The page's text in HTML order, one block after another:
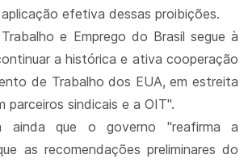
efetiva dessas proibições.
e Emprego do Brasil segue à
a histórica e ativa cooperação
de Trabalho dos EUA, em estreita
parceiros sindicais e a OIT".
ainda que o governo "reafirma a
as recomendações preliminares do